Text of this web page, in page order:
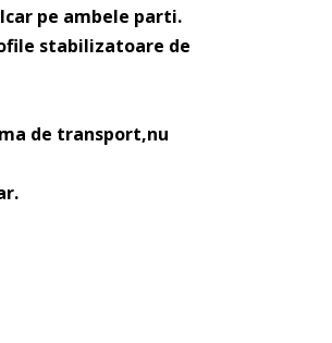
pe ambele parti.
stabilizatoare de
de transport,nu